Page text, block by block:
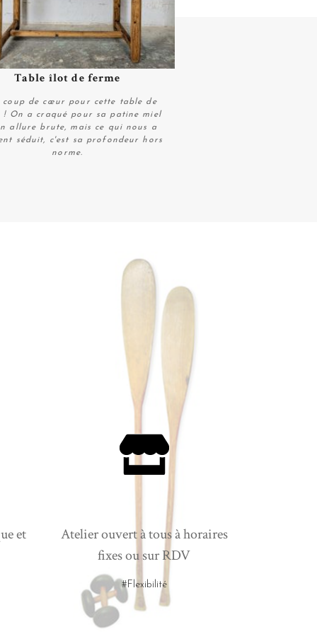
Plus de détails
Table îlot de ferme
coup de cœur pour cette table de
! On a craqué pour sa patine miel
allure brute, mais ce qui nous a
séduit, c'est sa profondeur hors
norme.
et
Atelier ouvert à tous à horaires
fixes ou sur RDV
#Flexibilité